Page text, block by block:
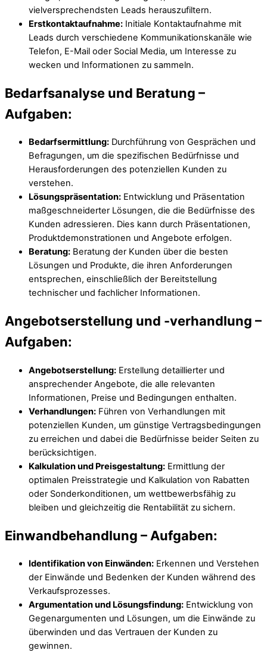
vielversprechendsten Leads herauszufiltern.
Erstkontaktaufnahme: Initiale Kontaktaufnahme mit
Leads durch verschiedene Kommunikationskanäle wie
Telefon, E-Mail oder Social Media, um Interesse zu
wecken und Informationen zu sammeln.
Bedarfsanalyse und Beratung –
Aufgaben:
Bedarfsermittlung: Durchführung von Gesprächen und
Befragungen, um die spezifischen Bedürfnisse und
Herausforderungen des potenziellen Kunden zu
verstehen.
Lösungspräsentation: Entwicklung und Präsentation
maßgeschneiderter Lösungen, die die Bedürfnisse des
Kunden adressieren. Dies kann durch Präsentationen,
Produktdemonstrationen und Angebote erfolgen.
Beratung: Beratung der Kunden über die besten
Lösungen und Produkte, die ihren Anforderungen
entsprechen, einschließlich der Bereitstellung
technischer und fachlicher Informationen.
Angebotserstellung und -verhandlung –
Aufgaben:
Angebotserstellung: Erstellung detaillierter und
ansprechender Angebote, die alle relevanten
Informationen, Preise und Bedingungen enthalten.
Verhandlungen: Führen von Verhandlungen mit
potenziellen Kunden, um günstige Vertragsbedingungen
zu erreichen und dabei die Bedürfnisse beider Seiten zu
berücksichtigen.
Kalkulation und Preisgestaltung: Ermittlung der
optimalen Preisstrategie und Kalkulation von Rabatten
oder Sonderkonditionen, um wettbewerbsfähig zu
bleiben und gleichzeitig die Rentabilität zu sichern.
Einwandbehandlung – Aufgaben:
Identifikation von Einwänden: Erkennen und Verstehen
der Einwände und Bedenken der Kunden während des
Verkaufsprozesses.
Argumentation und Lösungsfindung: Entwicklung von
Gegenargumenten und Lösungen, um die Einwände zu
überwinden und das Vertrauen der Kunden zu
gewinnen.